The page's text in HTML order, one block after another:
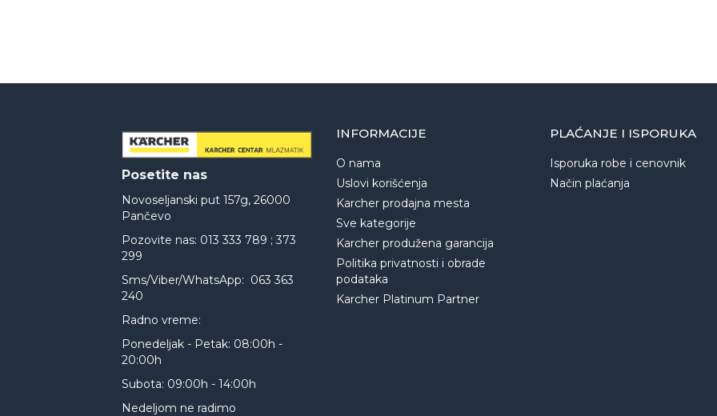
Posetite nas
Novoseljanski put 157g, 26000
Pančevo
Pozovite nas: 013 333 789 ; 373
299
Sms/Viber/WhatsApp: 063 363
240
Radno vreme:
Ponedeljak - Petak: 08:00h -
20:00h
Subota: 09:00h - 14:00h
Nedeljom ne radimo
INFORMACIJE
O nama
Uslovi korišćenja
Karcher prodajna mesta
Sve kategorije
Karcher produžena garancija
Politika privatnosti i obrade
podataka
Karcher Platinum Partner
PLAĆANJE I ISPORUKA
Isporuka robe i cenovnik
Način plaćanja